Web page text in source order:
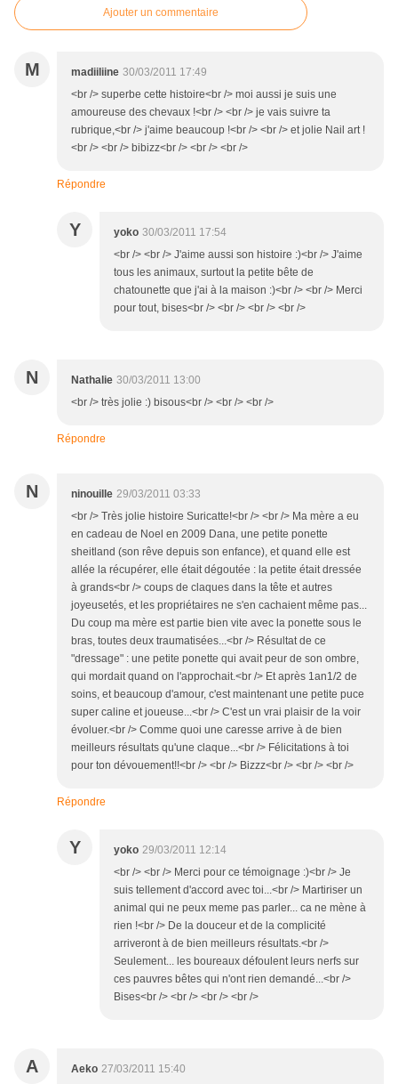
Ajouter un commentaire
M madiiliine 30/03/2011 17:49
<br /> superbe cette histoire<br /> moi aussi je suis une
amoureuse des chevaux !<br /> <br /> je vais suivre ta
rubrique,<br /> j'aime beaucoup !<br /> <br /> et jolie Nail art !
<br /> <br /> bibizz<br /> <br /> <br />
Répondre
Y yoko 30/03/2011 17:54
<br /> <br /> J'aime aussi son histoire :)<br /> J'aime
tous les animaux, surtout la petite bête de
chatounette que j'ai à la maison :)<br /> <br /> Merci
pour tout, bises<br /> <br /> <br /> <br />
N Nathalie 30/03/2011 13:00
<br /> très jolie :) bisous<br /> <br /> <br />
Répondre
N ninouille 29/03/2011 03:33
<br /> Très jolie histoire Suricatte!<br /> <br /> Ma mère a eu
en cadeau de Noel en 2009 Dana, une petite ponette
sheitland (son rêve depuis son enfance), et quand elle est
allée la récupérer, elle était dégoutée : la petite était dressée
à grands<br /> coups de claques dans la tête et autres
joyeusetés, et les propriétaires ne s'en cachaient même pas...
Du coup ma mère est partie bien vite avec la ponette sous le
bras, toutes deux traumatisées...<br /> Résultat de ce
"dressage" : une petite ponette qui avait peur de son ombre,
qui mordait quand on l'approchait.<br /> Et après 1an1/2 de
soins, et beaucoup d'amour, c'est maintenant une petite puce
super caline et joueuse...<br /> C'est un vrai plaisir de la voir
évoluer.<br /> Comme quoi une caresse arrive à de bien
meilleurs résultats qu'une claque...<br /> Félicitations à toi
pour ton dévouement!!<br /> <br /> Bizzz<br /> <br /> <br />
Répondre
Y yoko 29/03/2011 12:14
<br /> <br /> Merci pour ce témoignage :)<br /> Je
suis tellement d'accord avec toi...<br /> Martiriser un
animal qui ne peux meme pas parler... ca ne mène à
rien !<br /> De la douceur et de la complicité
arriveront à de bien meilleurs résultats.<br />
Seulement... les boureaux défoulent leurs nerfs sur
ces pauvres bêtes qui n'ont rien demandé...<br />
Bises<br /> <br /> <br /> <br />
A Aeko 27/03/2011 15:40